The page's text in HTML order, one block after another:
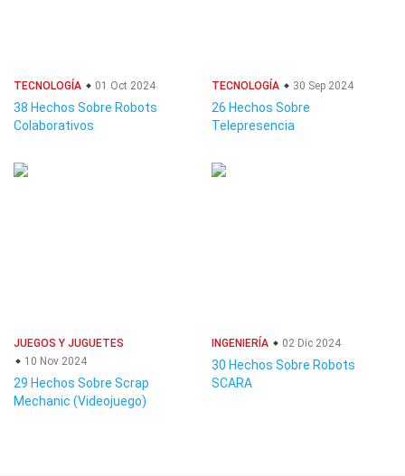
TECNOLOGÍA 01 Oct 2024
38 Hechos Sobre Robots
Colaborativos
TECNOLOGÍA 30 Sep 2024
26 Hechos Sobre
Telepresencia
JUEGOS Y JUGUETES
10 Nov 2024
29 Hechos Sobre Scrap
Mechanic (Videojuego)
INGENIERÍA 02 Dic 2024
30 Hechos Sobre Robots
SCARA